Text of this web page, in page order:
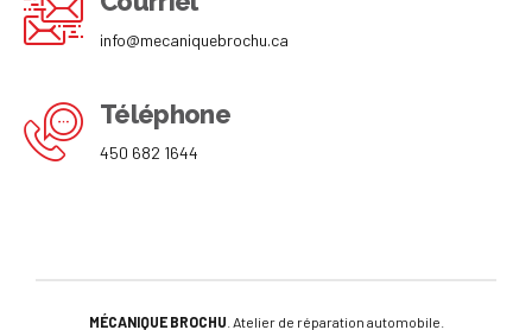
info@mecaniquebrochu.ca
Téléphone
450 682 1644
MÉCANIQUE BROCHU . Atelier de réparation automobile.